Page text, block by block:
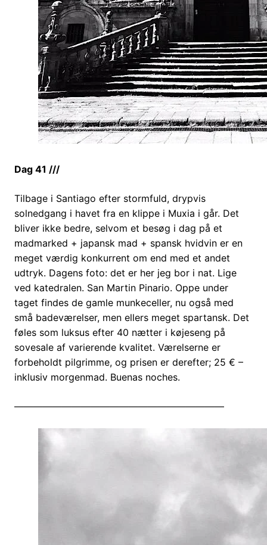
Dag 41 ///
Tilbage i Santiago efter stormfuld, drypvis
solnedgang i havet fra en klippe i Muxia i går. Det
bliver ikke bedre, selvom et besøg i dag på et
madmarked + japansk mad + spansk hvidvin er en
meget værdig konkurrent om end med et andet
udtryk. Dagens foto: det er her jeg bor i nat. Lige
ved katedralen. San Martin Pinario. Oppe under
taget findes de gamle munkeceller, nu også med
små badeværelser, men ellers meget spartansk. Det
føles som luksus efter 40 nætter i køjeseng på
sovesale af varierende kvalitet. Værelserne er
forbeholdt pilgrimme, og prisen er derefter; 25 € –
inklusiv morgenmad. Buenas noches.
——————————————————————